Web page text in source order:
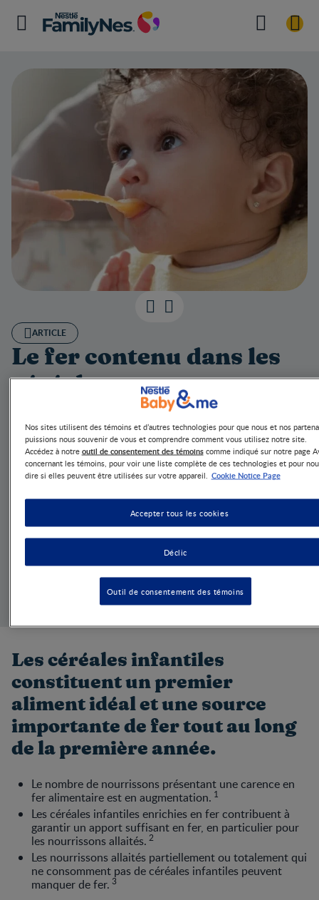
ARTICLE
Le fer contenu dans les
céréales pour
nourrissons contribue à
soutenir la capacité
d'apprentissage et le
développement du
cerveau
Résumé rapide
Découvrez pourquoi les céréales pour nourrissons
constituent un premier aliment idéal et peuvent constituer
une source importante de fer pendant la première année.
Les céréales infantiles
constituent un premier
aliment idéal et une source
importante de fer tout au long
de la première année.
Le nombre de nourrissons présentant une carence en
fer alimentaire est en augmentation. 1
Les céréales infantiles enrichies en fer contribuent à
garantir un apport suffisant en fer, en particulier pour
les nourrissons allaités. 2
Les nourrissons allaités partiellement ou totalement qui
ne consomment pas de céréales infantiles peuvent
manquer de fer. 3
Nos sites utilisent des témoins et d’autres technologies pour que nous et nos
puissions nous souvenir de vous et comprendre comment vous utilisez notre site.
Accédez à notre outil de consentement des témoinscomme indiqué sur notre page
concernant les témoins, pour voir une liste complète de ces technologies et pour
dire si elles peuvent être utilisées sur votre appareil. Cookie Notice Page
Déclic
Accepter tous les cookies
Outil de consentement des témoins